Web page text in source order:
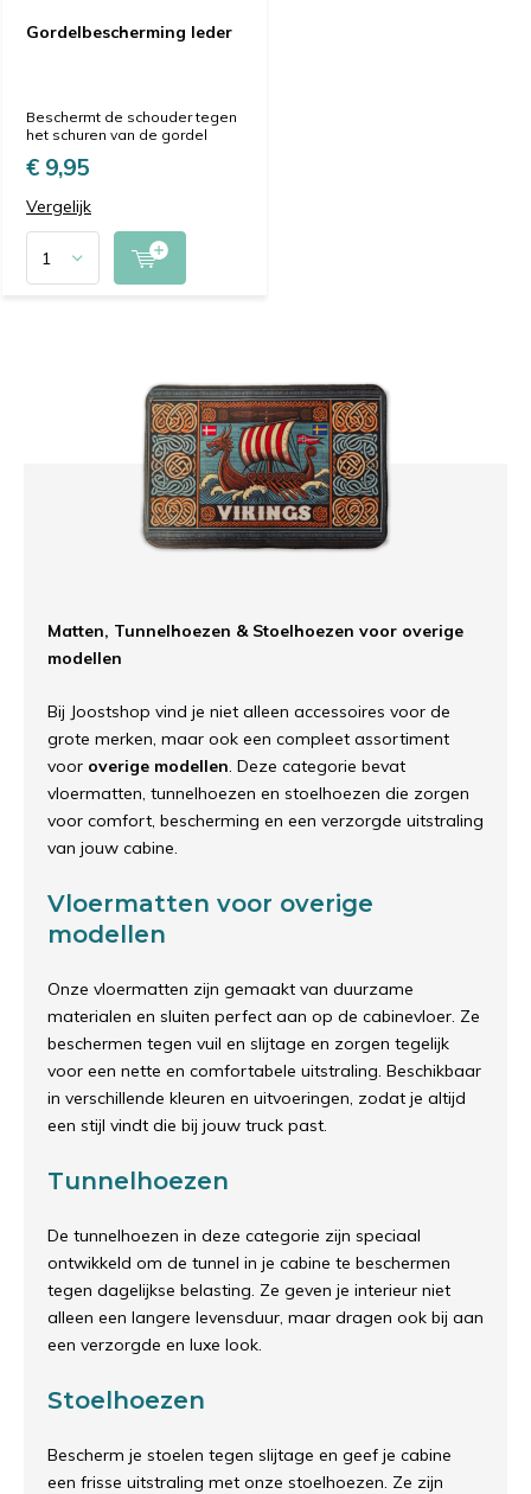
Gordelbescherming leder
Beschermt de schouder tegen
het schuren van de gordel
€ 9,95
Vergelijk
Matten, Tunnelhoezen & Stoelhoezen voor overige
modellen
Bij Joostshop vind je niet alleen accessoires voor de
grote merken, maar ook een compleet assortiment
voor overige modellen. Deze categorie bevat
vloermatten, tunnelhoezen en stoelhoezen die zorgen
voor comfort, bescherming en een verzorgde uitstraling
van jouw cabine.
Vloermatten voor overige
modellen
Onze vloermatten zijn gemaakt van duurzame
materialen en sluiten perfect aan op de cabinevloer. Ze
beschermen tegen vuil en slijtage en zorgen tegelijk
voor een nette en comfortabele uitstraling. Beschikbaar
in verschillende kleuren en uitvoeringen, zodat je altijd
een stijl vindt die bij jouw truck past.
Tunnelhoezen
De tunnelhoezen in deze categorie zijn speciaal
ontwikkeld om de tunnel in je cabine te beschermen
tegen dagelijkse belasting. Ze geven je interieur niet
alleen een langere levensduur, maar dragen ook bij aan
een verzorgde en luxe look.
Stoelhoezen
Bescherm je stoelen tegen slijtage en geef je cabine
een frisse uitstraling met onze stoelhoezen. Ze zijn